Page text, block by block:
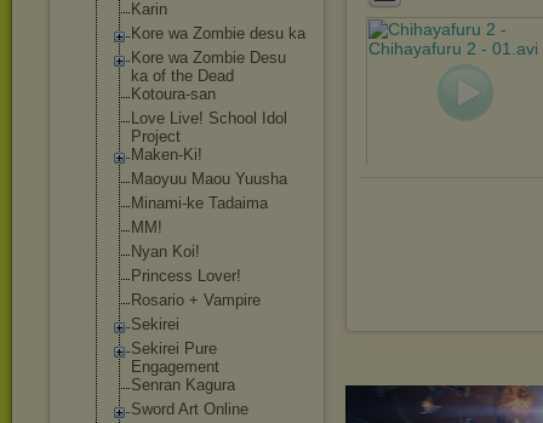
Karin
Kore wa Zombie desu ka
Kore wa Zombie Desu
ka of the Dead
Kotoura-san
Love Live! School Idol
Project
Maken-Ki!
Maoyuu Maou Yuusha
Minami-ke Tadaima
MM!
Nyan Koi!
Princess Lover!
Rosario + Vampire
Sekirei
Sekirei Pure
Engagement
Senran Kagura
Sword Art Online